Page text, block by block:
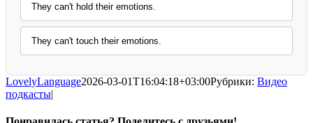
They can't hold their emotions.
They can't touch their emotions.
LovelyLanguage2026-03-01T16:04:18+03:00Рубрики: Видео
подкасты|